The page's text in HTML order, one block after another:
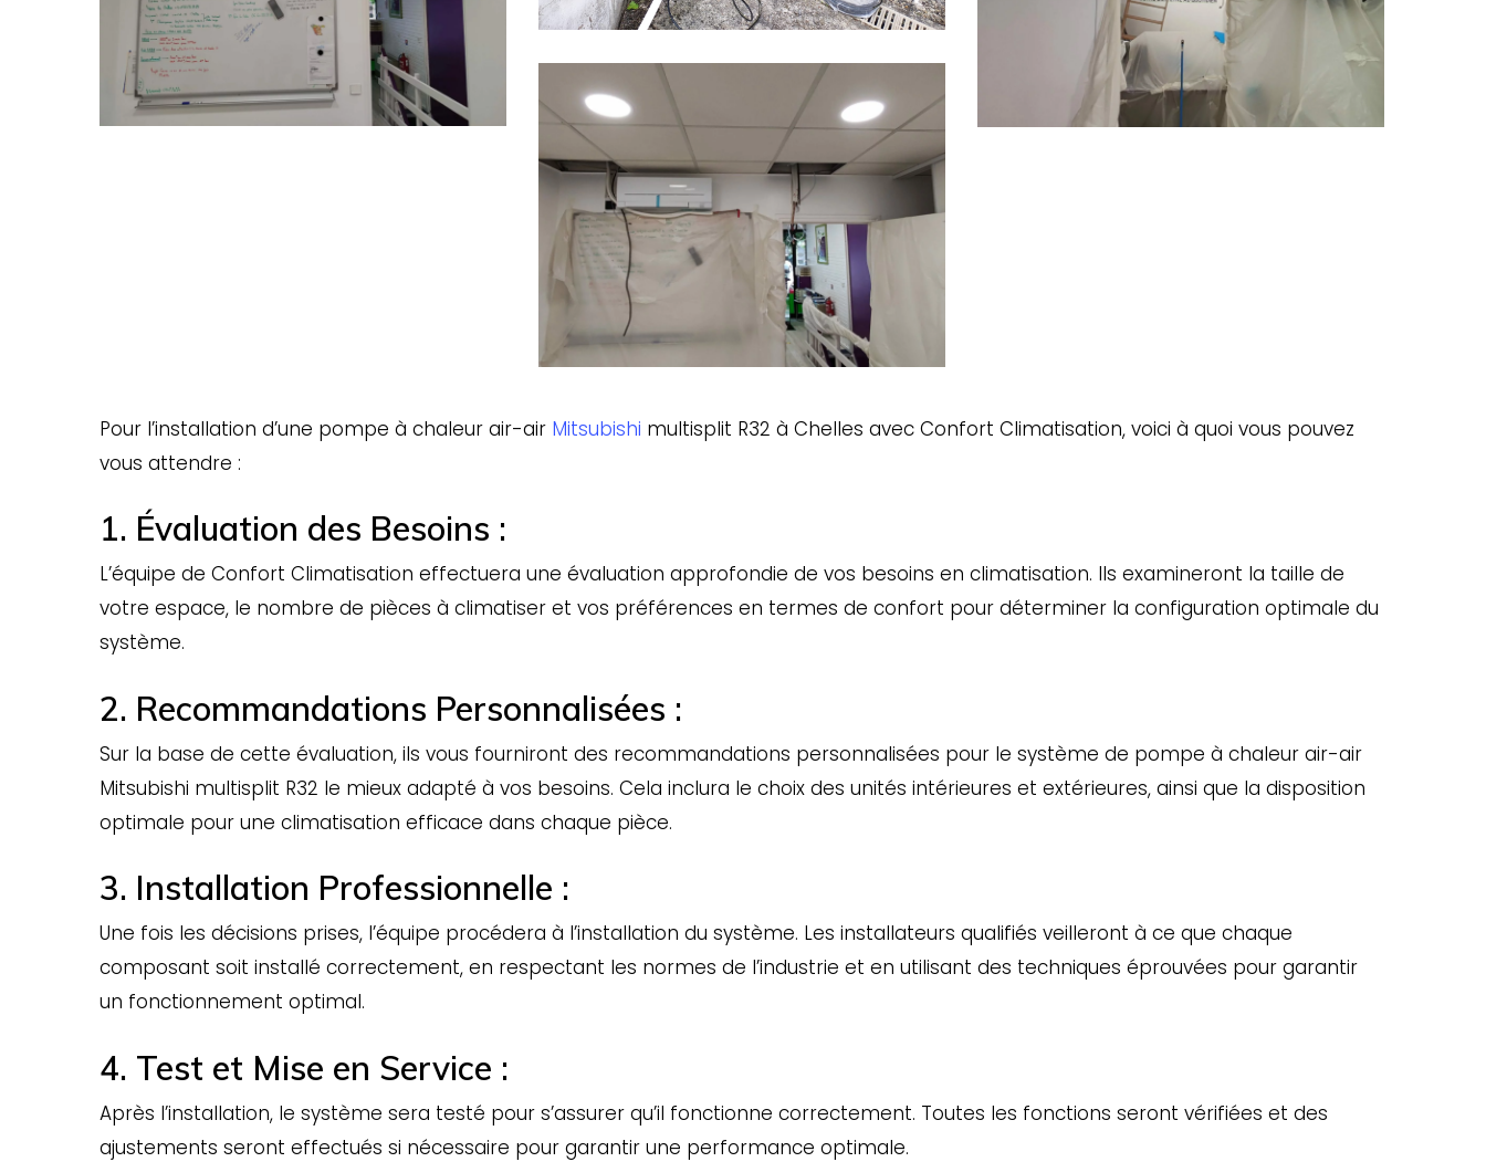
entretien-
climatisation-
bureau
climatisation-
d'une
pompe
à
chaleur
air
air
Mitsubishi
multisplit
Chelles
Pour l’installation d’une pompe à chaleur air-air Mitsubishi multisplit R32 à Chelles avec Confort Climatisation, voici à quoi vous pouvez
vous attendre :
1. Évaluation des Besoins :
L’équipe de Confort Climatisation effectuera une évaluation approfondie de vos besoins en climatisation. Ils examineront la taille de
votre espace, le nombre de pièces à climatiser et vos préférences en termes de confort pour déterminer la configuration optimale du
système.
2. Recommandations Personnalisées :
Sur la base de cette évaluation, ils vous fourniront des recommandations personnalisées pour le système de pompe à chaleur air-air
Mitsubishi multisplit R32 le mieux adapté à vos besoins. Cela inclura le choix des unités intérieures et extérieures, ainsi que la disposition
optimale pour une climatisation efficace dans chaque pièce.
3. Installation Professionnelle :
Une fois les décisions prises, l’équipe procédera à l’installation du système. Les installateurs qualifiés veilleront à ce que chaque
composant soit installé correctement, en respectant les normes de l’industrie et en utilisant des techniques éprouvées pour garantir
un fonctionnement optimal.
4. Test et Mise en Service :
Après l’installation, le système sera testé pour s’assurer qu’il fonctionne correctement. Toutes les fonctions seront vérifiées et des
ajustements seront effectués si nécessaire pour garantir une performance optimale.